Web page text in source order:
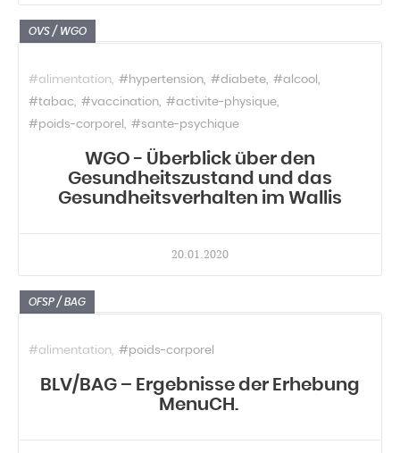
OVS / WGO
#alimentation #hypertension #diabete
#alcool
#tabac
#vaccination
#activite-physique
#poids-corporel
#sante-psychique
WGO - Überblick über den
Gesundheitszustand und das
Gesundheitsverhalten im Wallis
20.01.2020
OFSP / BAG
#alimentation #poids-corporel
BLV/BAG – Ergebnisse der Erhebung
MenuCH.